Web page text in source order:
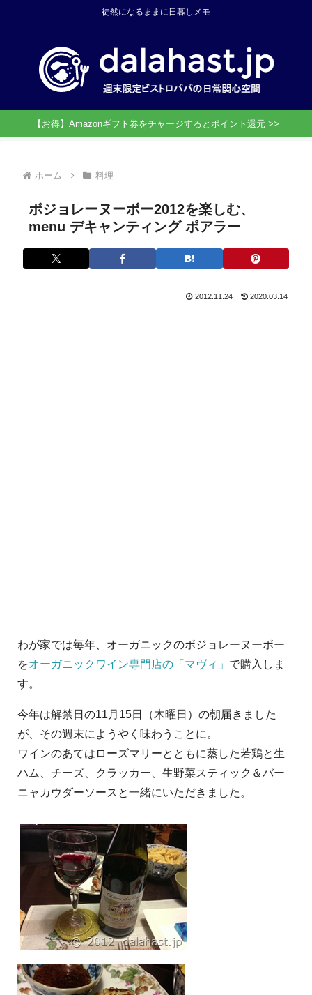
徒然になるままに日暮しメモ
【お得】Amazonギフト券をチャージするとポイント還元 >>
ホーム 料理
ボジョレーヌーボー2012を楽しむ、
menu デキャンティング ポアラー
2012.11.24 2020.03.14
わが家では毎年、オーガニックのボジョレーヌーボー
をオーガニックワイン専門店の「マヴィ」 で購入しま
す。
今年は解禁日の11月15日（木曜日）の朝届きました
が、その週末にようやく味わうことに。
ワインのあてはローズマリーとともに蒸した若鶏と生
ハム、チーズ、クラッカー、生野菜スティック＆バー
ニャカウダーソースと一緒にいただきました。